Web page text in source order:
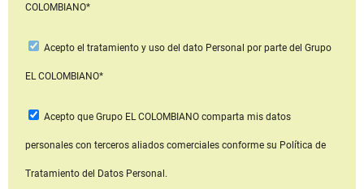
COLOMBIANO*
Acepto el tratamiento y uso del dato Personal por parte del Grupo
EL COLOMBIANO*
Acepto que Grupo EL COLOMBIANOcomparta mis datos
personales con terceros aliados comerciales conforme su Política de
Tratamiento del Datos Personal.